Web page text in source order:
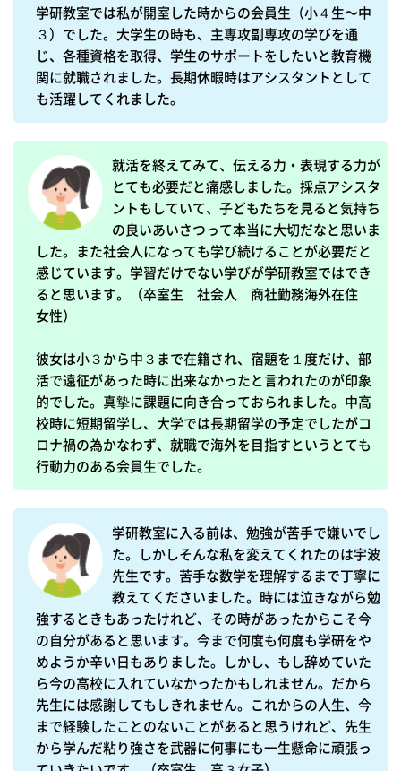
学研教室では私が開室した時からの会員生（小４生〜中
３）でした。大学生の時も、主専攻副専攻の学びを通
じ、各種資格を取得、学生のサポートをしたいと教育機
関に就職されました。長期休暇時はアシスタントとして
就活を終えてみて、伝える力・表現する力が
とても必要だと痛感しました。採点アシスタ
ントもしていて、子どもたちを見ると気持ち
の良いあいさつって本当に大切だなと思いま
した。また社会人になっても学び続けることが必要だと
感じています。学習だけでない学びが学研教室ではでき
ると思います。（卒室生　社会人　商社勤務海外在住
女性）
彼女は小３から中３まで在籍され、宿題を１度だけ、部
活で遠征があった時に出来なかったと言われたのが印象
的でした。真摯に課題に向き合っておられました。中高
校時に短期留学し、大学では長期留学の予定でしたがコ
ロナ禍の為かなわず、就職で海外を目指すというとても
行動力のある会員生でした。
学研教室に入る前は、勉強が苦手で嫌いでし
た。しかしそんな私を変えてくれたのは宇波
先生です。苦手な数学を理解するまで丁寧に
教えてくださいました。時には泣きながら勉
強するときもあったけれど、その時があったからこそ今
の自分があると思います。今まで何度も何度も学研をや
めようか辛い日もありました。しかし、もし辞めていた
ら今の高校に入れていなかったかもしれません。だから
先生には感謝してもしきれません。これからの人生、今
まで経験したことのないことがあると思うけれど、先生
から学んだ粘り強さを武器に何事にも一生懸命に頑張っ